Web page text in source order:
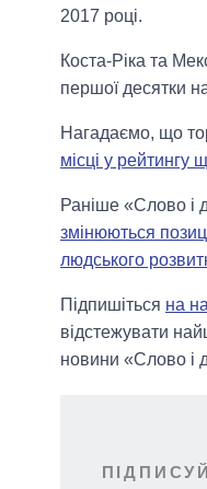
2017 році.
Коста-Ріка та
першої десятки
Нагадаємо, що
місці у рейтингу
Раніше «Слово і
змінюються
людського
Підпишіться на
відстежувати
новини «Слово і